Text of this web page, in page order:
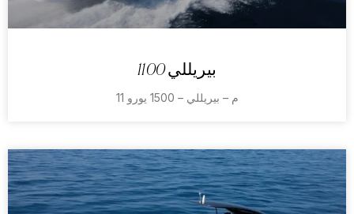
بيريللي 1100
11 م – بيريللي – 1500 يورو